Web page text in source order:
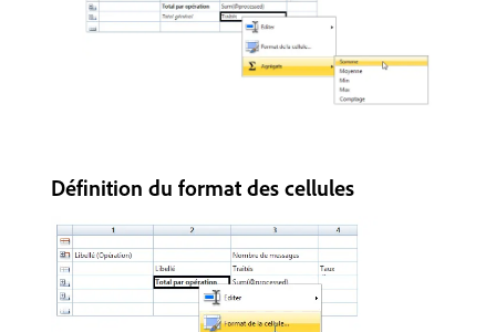
Définition du format des cellules